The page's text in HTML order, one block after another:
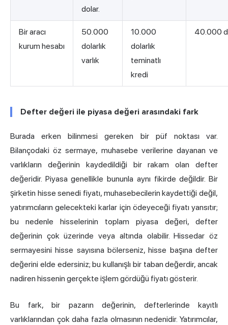
dolar.
Bir aracı
kurum hesabı
50.000
dolarlık
varlık
10.000
dolarlık
teminatlı
kredi
40.000
Defter değeri ile piyasa değeri arasındaki fark
Burada erken bilinmesi gereken bir püf noktası var.
Bilançodaki öz sermaye, muhasebe verilerine dayanan ve
varlıkların değerinin kaydedildiği bir rakam olan defter
değeridir. Piyasa genellikle bununla aynı fikirde değildir. Bir
şirketin hisse senedi fiyatı, muhasebecilerin kaydettiği değil,
yatırımcıların gelecekteki karlar için ödeyeceği fiyatı yansıtır;
bu nedenle hisselerinin toplam piyasa değeri, defter
değerinin çok üzerinde veya altında olabilir. Hissedar öz
sermayesini hisse sayısına bölerseniz, hisse başına defter
değerini elde edersiniz; bu kullanışlı bir taban değerdir, ancak
nadiren hissenin gerçekte işlem gördüğü fiyatı gösterir.
Bu fark, bir pazarın değerinin, defterlerinde kayıtlı
varlıklarından çok daha fazla olmasının nedenidir. Yatırımcılar,